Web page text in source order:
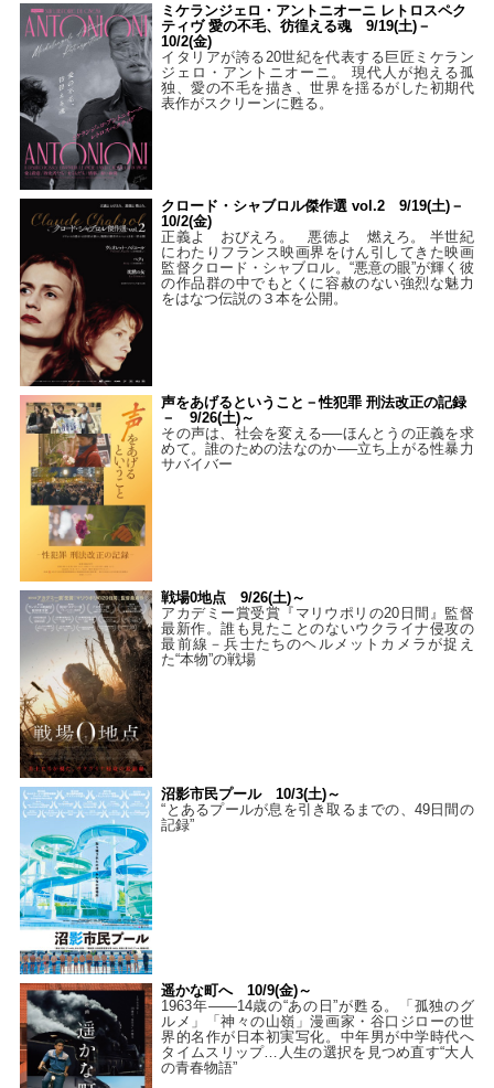
ミケランジェロ・アントニオーニ レトロスペク
ティヴ 愛の不毛、彷徨える魂 9/19(土)－
10/2(金)
イタリアが誇る20世紀を代表する巨匠ミケラン
ジェロ・アントニオーニ。 現代人が抱える孤
独、愛の不毛を描き、世界を揺るがした初期代
表作がスクリーンに甦る。
クロード・シャブロル傑作選 vol.2 9/19(土)－
10/2(金)
正義よ おびえろ。 悪徳よ 燃えろ。 半世紀
にわたりフランス映画界をけん引してきた映画
監督クロード・シャブロル。“悪意の眼”が輝く彼
の作品群の中でもとくに容赦のない強烈な魅力
をはなつ伝説の３本を公開。
声をあげるということ－性犯罪 刑法改正の記録
－ 9/26(土)～
その声は、社会を変える──ほんとうの正義を求
めて。誰のための法なのか──立ち上がる性暴力
サバイバー
戦場0地点 9/26(土)～
アカデミー賞受賞『マリウポリの20日間』監督
最新作。誰も見たことのないウクライナ侵攻の
最前線－兵士たちのヘルメットカメラが捉え
た“本物”の戦場
沼影市民プール 10/3(土)～
“とあるプールが息を引き取るまでの、49日間の
記録”
遥かな町へ 10/9(金)～
1963年――14歳の“あの日”が甦る。「孤独のグ
ルメ」「神々の山嶺」漫画家・谷口ジローの世
界的名作が日本初実写化。中年男が中学時代へ
タイムスリップ…人生の選択を見つめ直す“大人
の青春物語”